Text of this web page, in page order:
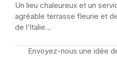
Un lieu chaleureux et un
agréable terrasse fleurie et
de l’Italie…
Envoyez-nous une idée